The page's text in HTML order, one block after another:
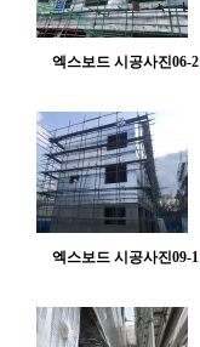
엑스보드 시공사진06-2
엑스보드 시공사진09-1